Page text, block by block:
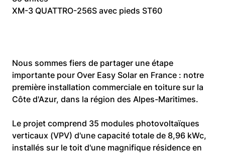
XM-3 QUATTRO-256S avec pieds ST60
Nous sommes fiers de partager une étape
importante pour Over Easy Solar en France : notre
première installation commerciale en toiture sur la
Côte d'Azur, dans la région des Alpes-Maritimes.
Le projet comprend 35 modules photovoltaïques
verticaux (VPV) d'une capacité totale de 8,96 kWc,
installés sur le toit d'une magnifique résidence en